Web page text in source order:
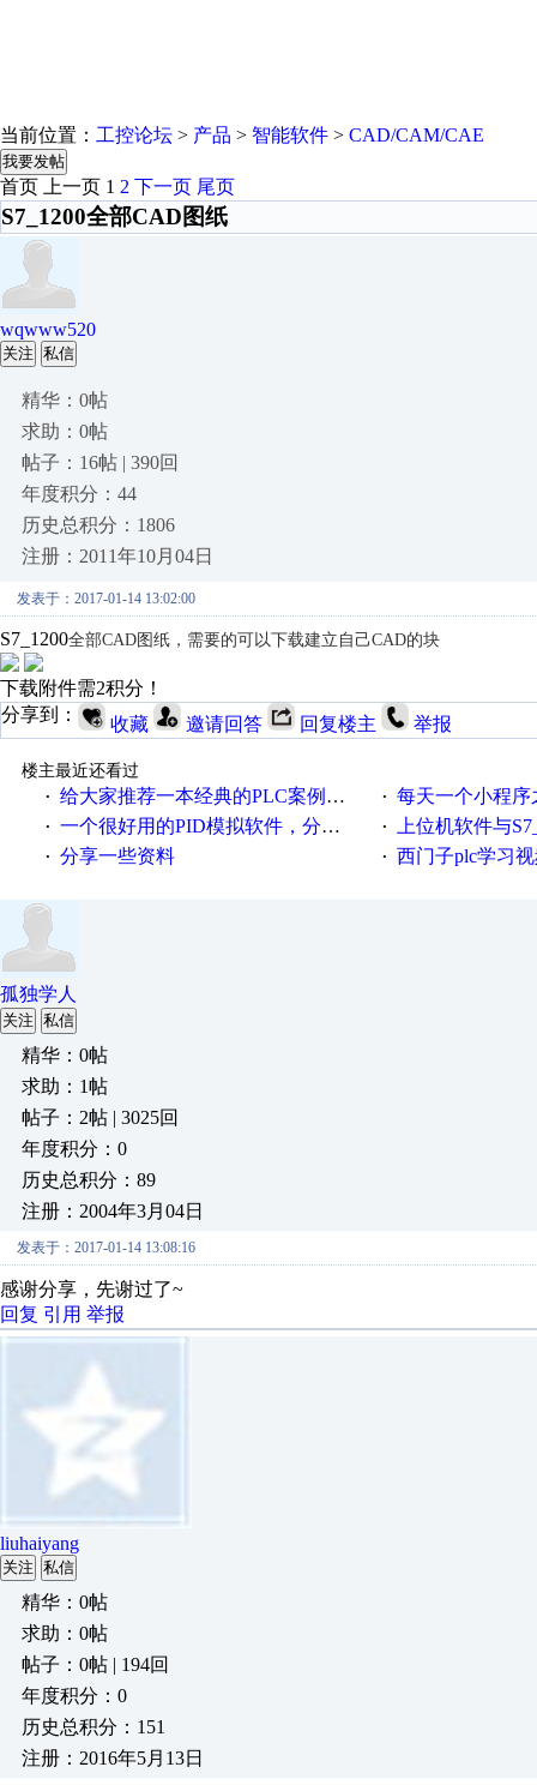
当前位置： 工控论坛 > 产品 > 智能软件 > CAD/CAM/CAE
我要发帖
首页 上一页 1 2 下一页 尾页
S7_1200全部CAD图纸
wqwww520
关注 私信
精华：0帖
求助：0帖
帖子：16帖 | 390回
年度积分：44
历史总积分：1806
注册：2011年10月04日
发表于：2017-01-14 13:02:00
S7_1200全部CAD图纸，需要的可以下载建立自己CAD的块
下载附件需2积分！
分享到：
收藏 邀请回答 回复楼主 举报
楼主最近还看过
· 给大家推荐一本经典的PLC案例讲解教材 · 每天一个小程序之
· 一个很好用的PID模拟软件，分享给大家 · 上位机软件与
· 分享一些资料 · 西门子plc学习
孤独学人
关注 私信
精华：0帖
求助：1帖
帖子：2帖 | 3025回
年度积分：0
历史总积分：89
注册：2004年3月04日
发表于：2017-01-14 13:08:16
感谢分享，先谢过了~
回复 引用 举报
liuhaiyang
关注 私信
精华：0帖
求助：0帖
帖子：0帖 | 194回
年度积分：0
历史总积分：151
注册：2016年5月13日